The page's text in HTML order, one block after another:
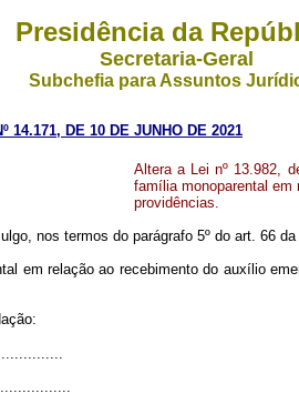
Presidência da
Secretaria-Geral
Subchefia para Assuntos
14.171, DE 10 DE JUNHO DE 2021
Altera a Lei nº 13.982,
família monoparental em
providências.
nos termos do parágrafo 5º do art. 66
em relação ao recebimento do auxílio